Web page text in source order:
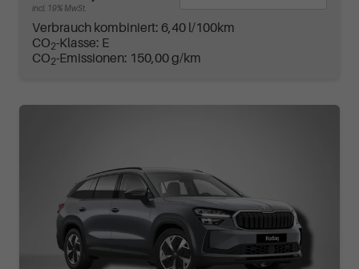
incl. 19% MwSt.
Verbrauch kombiniert: 6,40 l/100km
CO2-Klasse: E
CO2-Emissionen: 150,00 g/km